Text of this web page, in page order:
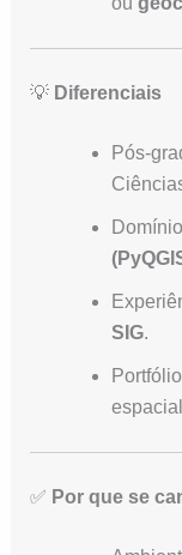
💡 Diferenciais
Pós-
SIG.
✅ Por que se